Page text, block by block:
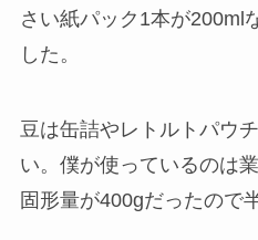
さい紙パック1本が200ml
した。
豆は缶詰やレトルトパウ
い。僕が使っているのは
固形量が400gだったので